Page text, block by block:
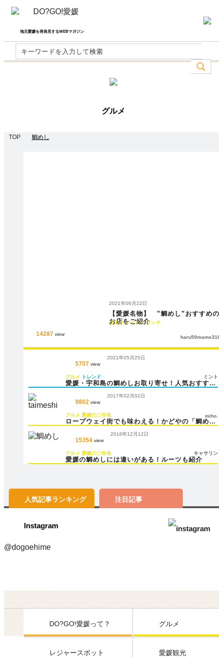
地元愛媛を再発見するWEBマガジン
グルメ
TOP 鯛めし
14287 view
2021年06月22日
【愛媛名物】 ”鯛めし”おすすめの
お店をご紹介
グルメ ディナー ランチ
5707 view
2021年05月25日
愛媛・宇和島の鯛めしお取り寄せ！人気おすすめ
グルメ トレンド ミント
9802 view
2017年02月02日
ロープウェイ街でも味わえる！かどやの「鯛め
グルメ 愛媛のご当地 miho.
15354 view
2016年12月12日
愛媛の鯛めしには違いがある！ルーツも紹介
グルメ 愛媛のご当地 キャサリン
人気記事ランキング 注目記事
Instagram
@dogoehime
DO?GO!愛媛って？ グルメ
レジャースポット 愛媛観光